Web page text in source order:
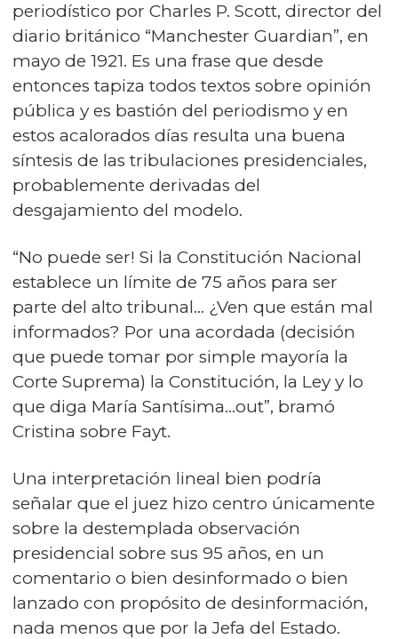
periodístico por Charles P. Scott, director del
diario británico “Manchester Guardian”, en
mayo de 1921. Es una frase que desde
entonces tapiza todos textos sobre opinión
pública y es bastión del periodismo y en
estos acalorados días resulta una buena
síntesis de las tribulaciones presidenciales,
probablemente derivadas del
desgajamiento del modelo.
“No puede ser! Si la Constitución Nacional
establece un límite de 75 años para ser
parte del alto tribunal… ¿Ven que están mal
informados? Por una acordada (decisión
que puede tomar por simple mayoría la
Corte Suprema) la Constitución, la Ley y lo
que diga María Santísima…out”, bramó
Cristina sobre Fayt.
Una interpretación lineal bien podría
señalar que el juez hizo centro únicamente
sobre la destemplada observación
presidencial sobre sus 95 años, en un
comentario o bien desinformado o bien
lanzado con propósito de desinformación,
nada menos que por la Jefa del Estado.